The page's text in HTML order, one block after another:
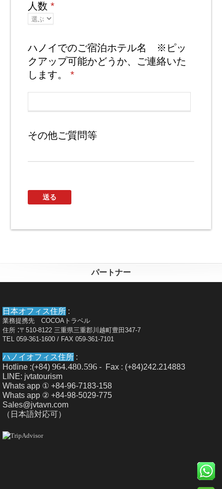
人数*
ハノイでのご宿泊ホテル名 ※ピッ
クアップ可能かどうか、ご連絡いた
します。*
その他ご質問等
パートナー
日本オフィス住所 :
業務提携先 COCOAトラベル
住所 :〒510-8122 三重県三重郡川越町豊田347-7
TEL 059-361-1600 / FAX 059-361-7101
ハノイオフィス住所 :
Hotline :(+84) 964.480.596 - Fax : (+84)242.214883
LINE: jvtatourism
Whats app ① +84-96-7183-158
Whats app ② +84-98-5029-775
Sales@jvtavn.com
（日本語対応可）